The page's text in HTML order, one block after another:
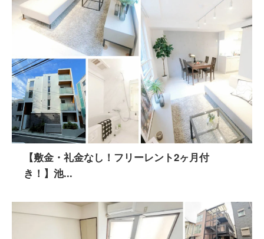
【敷金・礼金なし！フリーレント2ヶ月付
き！】池...